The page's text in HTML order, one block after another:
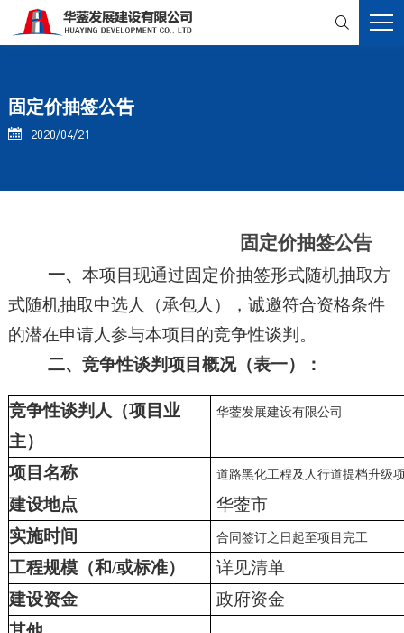

固定价抽签公告
 2020/04/21
固定价抽签公告
一、 本项目现通过固定价抽签形式随机抽取方
式随机抽取中选人（承包人），诚邀符合资格条件
的潜在申请人参与本项目的竞争性谈判。
二、竞争性谈判项目概况（表一）：
竞争性谈判人（项目业
主）
华蓥发展建设有限公司
项目名称 道路黑化工程及人行道提档升级
建设地点
华蓥市
实施时间
合同签订之日起至项目完工
工程规模（和/或标准）
详见清单
建设资金
政府资金